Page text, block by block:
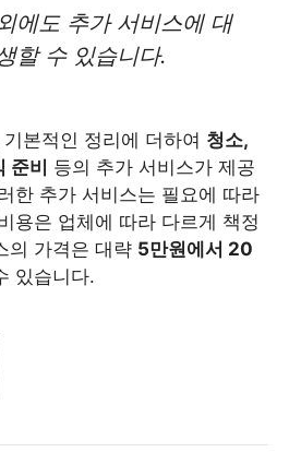
에도 추가 서비스에 대
할 수 있습니다.
본적인 정리에 더하여 청소,
준비
등의 추가 서비스가 제공
한 추가 서비스는 필요에 따라
용은 업체에 따라 다르게 책정
의 가격은 대략 5만원에서 20
있습니다.